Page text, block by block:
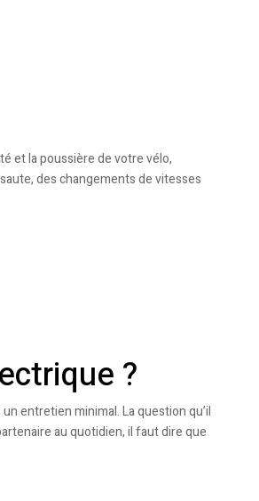
et la poussière de votre vélo,
des changements de vitesses
?
entretien minimal. La question qu’il
au quotidien, il faut dire que